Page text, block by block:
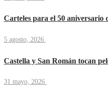
Carteles para el 50 aniversario
5 agosto, 2026
Castella y San Román tocan
31 mayo, 2026